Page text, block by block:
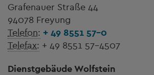
Grafenauer Straße 44
94078 Freyung
Telefon: + 49 8551 57-0
Telefax: + 49 8551 57-4507
Dienstgebäude Wolfstein